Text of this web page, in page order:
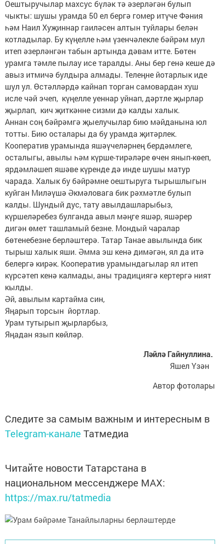
Оештыручылар махсус бүләк тә әзерләгән булып
чыкты: шушы урамда 50 ел бергә гомер итүче Фәния
һәм Наил Хуҗиннар гаиләсен алтын туйлары белән
котладылар. Бу күңелле һәм үзенчәлекле бәйрәм мул
итеп әзерләнгән табын артында дәвам итте. Бөтен
урамга тәмле пылау исе таралды. Аны бер генә кеше дә
авыз итмичә булдыра алмады. Телеңне йотарлык иде
шул ул. Өстәлләрдә кайнап торган самовардан хуш
исле чәй эчеп, күңелле уеннар уйнап, дәртле җырлар
җырлап, кич җиткәнне сизми дә калды халык.
Аннан соң бәйрәмгә җыелучылар бию мәйданына юл
тотты. Бию осталары да бу урамда җитәрлек.
Кооператив урамында яшәүчеләрнең бердәмлеге,
осталыгы, авылы һәм күрше-тирәләре өчен янып-көеп,
ярдәмләшеп яшәве күренде дә инде шушы матур
чарада. Халык бу бәйрәмне оештыруга тырышлыгын
куйган Миләүшә Әкмәловага бик рәхмәтле булып
калды. Шундый дус, тату авылдашларыбыз,
күршеләребез булганда авыл мәңге яшәр, яшәрер
дигән өмет ташламый безне. Мондый чаралар
бөтенебезне берләштерә. Татар Танае авылында бик
тырыш халык яши. Әмма эш кенә димәгән, ял да итә
белергә кирәк. Кооператив урамындагылар ял итеп
күрсәтеп кенә калмады, аны традициягә кертергә ният
кылды.
Әй, авылым картайма син,
Яңарып торсын йортлар.
Урам тутырып җырларбыз,
Яңадан язып көйләр.
Ләйлә Гайнуллина.
Яшел Үзән
Автор фотолары
Следите за самым важным и интересным в
Telegram-канале Татмедиа
Читайте новости Татарстана в
национальном мессенджере MАХ:
https://max.ru/tatmedia